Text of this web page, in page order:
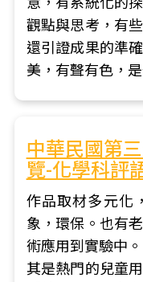
觀點與思考，有
還引證成果的準
美，有聲有色，
中華民國第
覽-化學科評
作品取材多元化
象，環保。也有
術應用到實驗中
其是熱門的兒童